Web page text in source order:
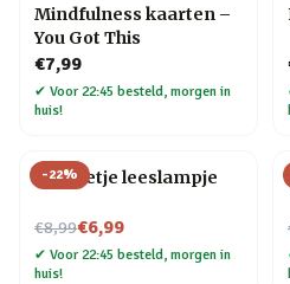
Mindfulness kaarten –
You Got This
€7,99
✔ Voor 22:45 besteld, morgen in
huis!
-22%
Mannetje leeslampje
€8,99
Nu voor€6,99
✔ Voor 22:45 besteld, morgen in
huis!